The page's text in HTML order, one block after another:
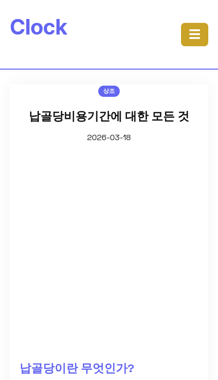
Clock ☰
상조
납골당비용기간에 대한 모든 것
2026-03-18
납골당이란 무엇인가?